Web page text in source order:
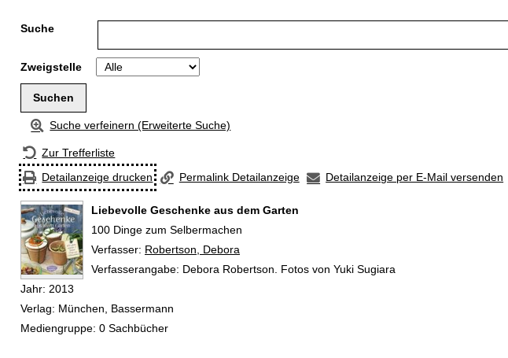
Suche
Zweigstelle
Suche verfeinern (Erweiterte Suche)
Zur Trefferliste
Detailanzeige drucken
Permalink Detailanzeige Detailanzeige per E-Mail versenden
Liebevolle Geschenke aus dem Garten
100 Dinge zum Selbermachen
Verfasser: Suche nach diesem Verfasser
Robertson, Debora
Verfasserangabe: Debora Robertson. Fotos von Yuki Sugiara
Jahr: 2013
Verlag: München, Bassermann
Mediengruppe: 0 Sachbücher